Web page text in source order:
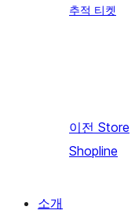
추적 티켓
이전 Store
Shopline
소개